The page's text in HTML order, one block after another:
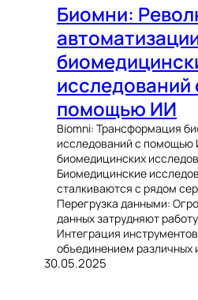
Биомни:
исследований
помощью ИИ
Biomni: Трансформация
исследований с
биомедицинских
Биомедицинские
сталкиваются с рядом
Перегрузка данными:
данных затрудняют
Интеграция
объединением различных
30.05.2025